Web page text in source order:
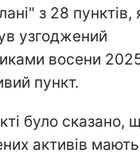
з 28 пунктів,
узгоджений
восени
пункт.
було сказано,
активів